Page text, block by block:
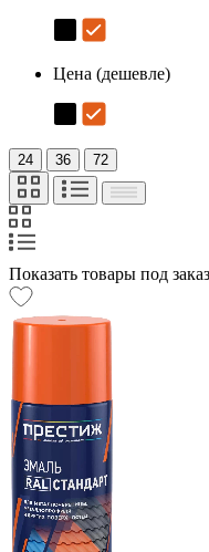
Цена (дешевле)
24 36 72
Показать товары под заказ